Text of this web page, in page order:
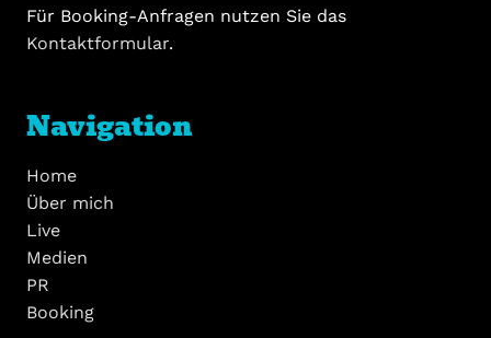
Für Booking-Anfragen nutzen Sie das
Kontaktformular.
Navigation
Home
Über mich
Live
Medien
PR
Booking